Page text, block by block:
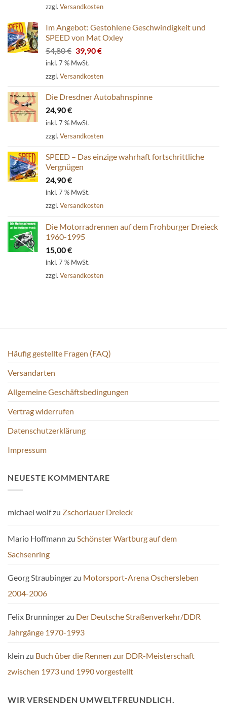
zzgl. Versandkosten
Im Angebot: Gestohlene Geschwindigkeit und
SPEED von Mat Oxley
54,80€ Ursprünglicher
Preis
war:
54,80 €
39,90€Aktueller
39,90 €.
inkl. 7 % MwSt.
zzgl. Versandkosten
Die Dresdner Autobahnspinne
24,90€
inkl. 7 % MwSt.
zzgl. Versandkosten
SPEED – Das einzige wahrhaft fortschrittliche
Vergnügen
24,90€
inkl. 7 % MwSt.
zzgl. Versandkosten
Die Motorradrennen auf dem Frohburger Dreieck
1960-1995
15,00€
inkl. 7 % MwSt.
zzgl. Versandkosten
Häufig gestellte Fragen (FAQ)
Versandarten
Allgemeine Geschäftsbedingungen
Vertrag widerrufen
Datenschutzerklärung
Impressum
NEUESTE KOMMENTARE
michael wolfzu Zschorlauer Dreieck
Mario Hoffmann zu Schönster Wartburg auf dem
Sachsenring
Georg Straubingerzu Motorsport-Arena Oschersleben
2004-2006
Felix Brunningerzu Der Deutsche Straßenverkehr/DDR
Jahrgänge 1970-1993
klein zu Buch über die Rennen zur DDR-Meisterschaft
zwischen 1973 und 1990 vorgestellt
WIR VERSENDEN UMWELTFREUNDLICH.